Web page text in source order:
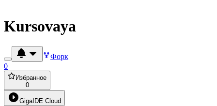
Kursovaya
Форк
0
Избранное
0
GigaIDE Cloud